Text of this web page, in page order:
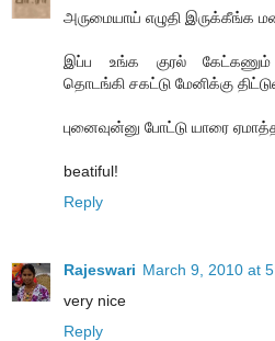
அருமையாய் எழுதி இருக்கீங்க
இப்ப உங்க குரல் கேட்கணும்
தொடங்கி சகட்டு மேனிக்கு
புனைவுன்னு போட்டு யாரை
beatiful!
Reply
Rajeswari March 9, 2010 at
very nice
Reply